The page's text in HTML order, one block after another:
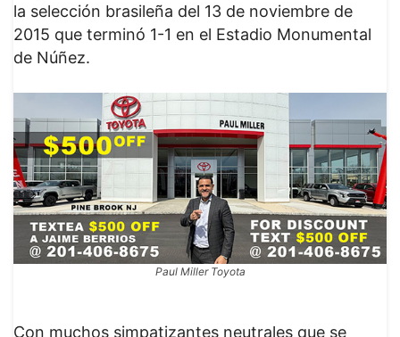
la selección brasileña del 13 de noviembre de
2015 que terminó 1-1 en el Estadio Monumental
de Núñez.
Paul Miller Toyota
Con muchos simpatizantes neutrales que se